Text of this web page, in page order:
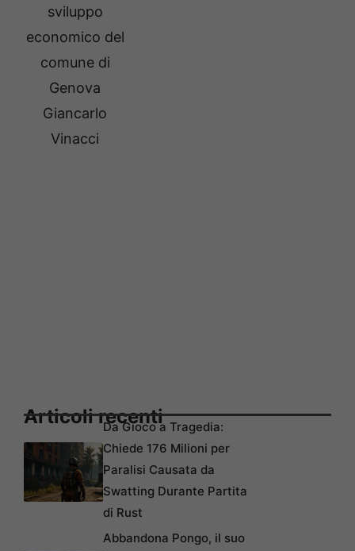
sviluppo
economico del
comune di
Genova
Giancarlo
Vinacci
Articoli recentiDa Gioco a Tragedia:
Chiede 176 Milioni per
Paralisi Causata da
Swatting Durante Partita
di Rust
Abbandona Pongo, il suo